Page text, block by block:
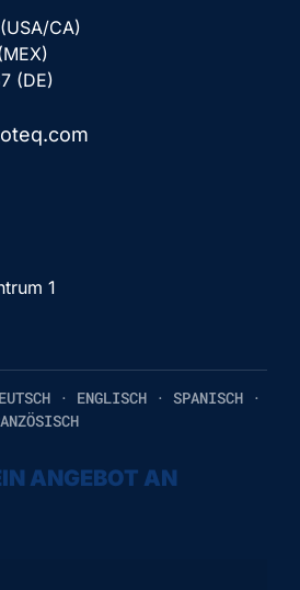
CA)
(DE)
1
· ENGLISCH · SPANISCH ·
ANGEBOT AN